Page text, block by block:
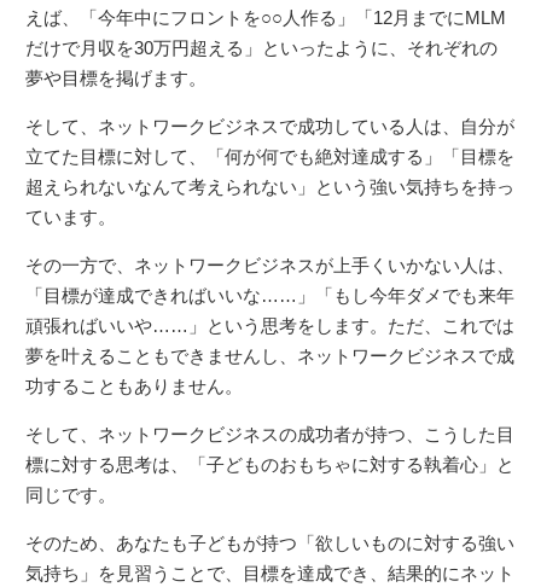
えば、「今年中にフロントを○○人作る」「12月までにMLM
だけで月収を30万円超える」といったように、それぞれの
夢や目標を掲げます。
そして、ネットワークビジネスで成功している人は、自分が
立てた目標に対して、「何が何でも絶対達成する」「目標を
超えられないなんて考えられない」という強い気持ちを持っ
ています。
その一方で、ネットワークビジネスが上手くいかない人は、
「目標が達成できればいいな……」「もし今年ダメでも来年
頑張ればいいや……」という思考をします。ただ、これでは
夢を叶えることもできませんし、ネットワークビジネスで成
功することもありません。
そして、ネットワークビジネスの成功者が持つ、こうした目
標に対する思考は、「子どものおもちゃに対する執着心」と
同じです。
そのため、あなたも子どもが持つ「欲しいものに対する強い
気持ち」を見習うことで、目標を達成でき、結果的にネット